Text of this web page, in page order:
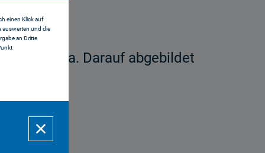
einen Klick auf
auswerten und die
an Dritte
Kamera. Darauf abgebildet
hält.)